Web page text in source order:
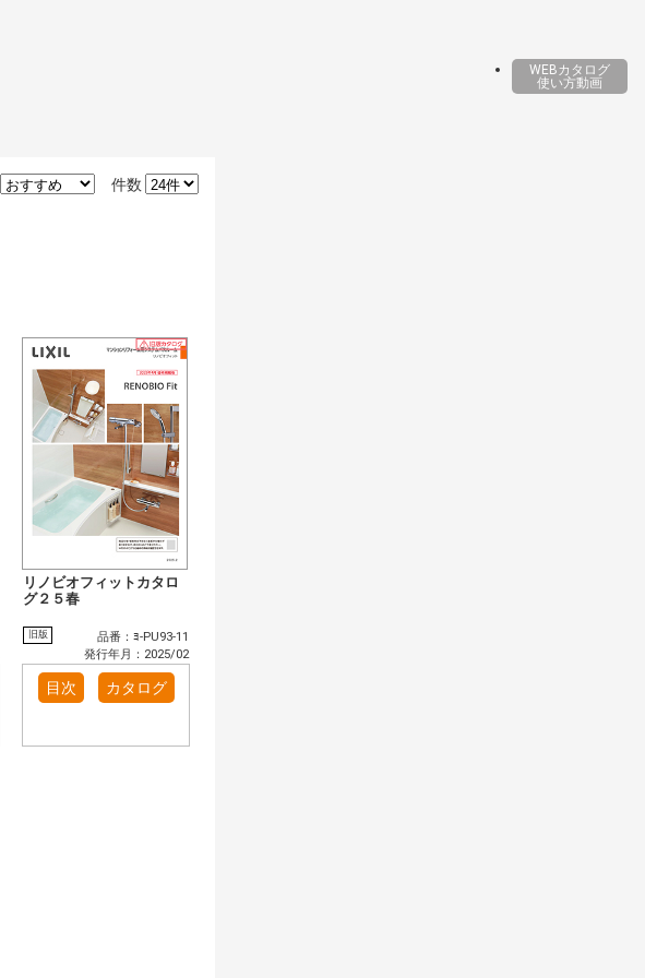
WEBカタログ
使い方動画
件数
リノビオフィットカタロ
グ２５春
旧版
品番：ﾖ-PU93-11
発行年月：2025/02
目次 カタログ